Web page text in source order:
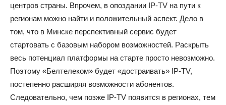
центров страны. Впрочем, в опоздании IP-TV на пути к
регионам можно найти и положительный аспект. Дело в
том, что в Минске перспективный сервис будет
стартовать с базовым набором возможностей. Раскрыть
весь потенциал платформы на старте просто невозможно.
Поэтому «Белтелеком» будет «достраивать» IP-TV,
постепенно расширяя возможности абонентов.
Следовательно, чем позже IP-TV появится в регионах, тем